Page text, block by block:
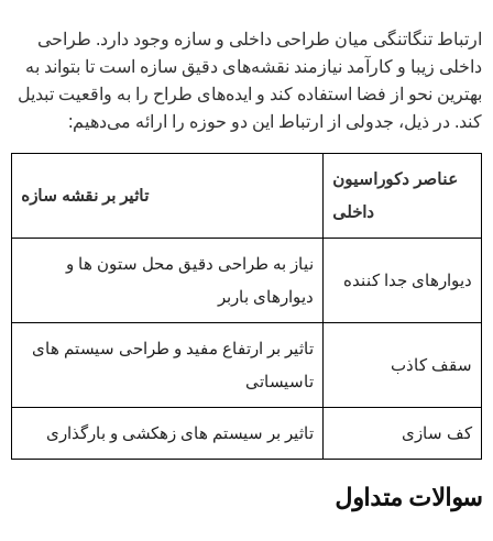
ارتباط تنگاتنگی میان طراحی داخلی و سازه وجود دارد. طراحی
داخلی زیبا و کارآمد نیازمند نقشه‌های دقیق سازه است تا بتواند به
بهترین نحو از فضا استفاده کند و ایده‌های طراح را به واقعیت تبدیل
کند. در ذیل، جدولی از ارتباط این دو حوزه را ارائه می‌دهیم:
عناصر دکوراسیون
داخلی
تاثیر بر نقشه سازه
دیوارهای جدا کننده
نیاز به طراحی دقیق محل ستون ها و
دیوارهای باربر
سقف کاذب
تاثیر بر ارتفاع مفید و طراحی سیستم های
تاسیساتی
کف سازی تاثیر بر سیستم های زهکشی و بارگذاری
سوالات متداول